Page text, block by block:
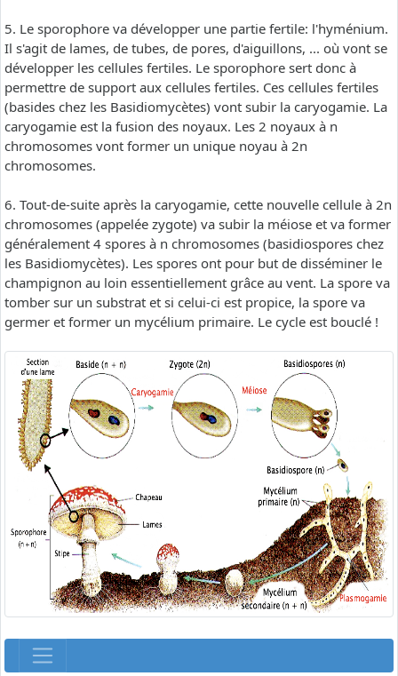
5. Le sporophore va développer une partie fertile: l'hyménium.
Il s'agit de lames, de tubes, de pores, d'aiguillons, ... où vont se
développer les cellules fertiles. Le sporophore sert donc à
permettre de support aux cellules fertiles. Ces cellules fertiles
(basides chez les Basidiomycètes) vont subir la caryogamie. La
caryogamie est la fusion des noyaux. Les 2 noyaux à n
chromosomes vont former un unique noyau à 2n
chromosomes.
6. Tout-de-suite après la caryogamie, cette nouvelle cellule à 2n
chromosomes (appelée zygote) va subir la méiose et va former
généralement 4 spores à n chromosomes (basidiospores chez
les Basidiomycètes). Les spores ont pour but de disséminer le
champignon au loin essentiellement grâce au vent. La spore va
tomber sur un substrat et si celui-ci est propice, la spore va
germer et former un mycélium primaire. Le cycle est bouclé !